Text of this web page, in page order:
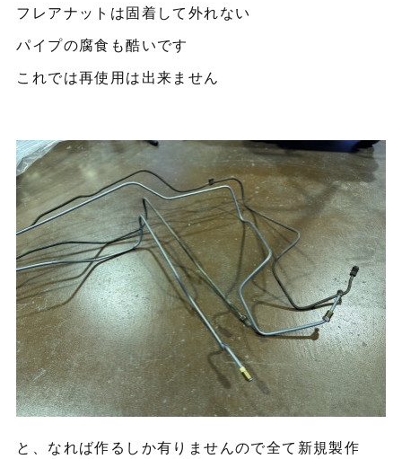
フレアナットは固着して外れない
パイプの腐食も酷いです
これでは再使用は出来ません
と、なれば作るしか有りませんので全て新規製作